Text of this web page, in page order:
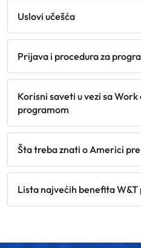
Uslovi učešća
Prijava i procedura za
Korisni saveti u vezi sa Work
programom
Šta treba znati o Americi
Lista najvećih benefita